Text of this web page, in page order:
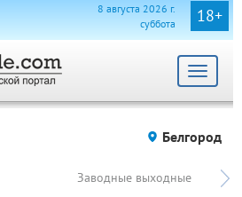
18+
8 августа 2026 г.
суббота
Toggle
Белгород
Заводные выходные